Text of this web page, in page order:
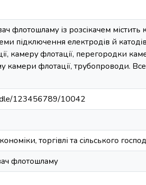
флотошламу із розсікачем
підключення електродів й
камеру флотації, перегородки
камери флотації, трубопроводи.
123456789/10042
торгівлі та сільського
флотошламу